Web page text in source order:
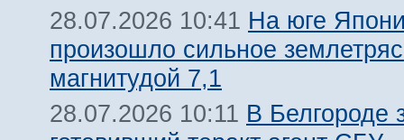
28.07.2026 10:41 На юге
произошло сильное
магнитудой 7,1
28.07.2026 10:11 В Белгороде